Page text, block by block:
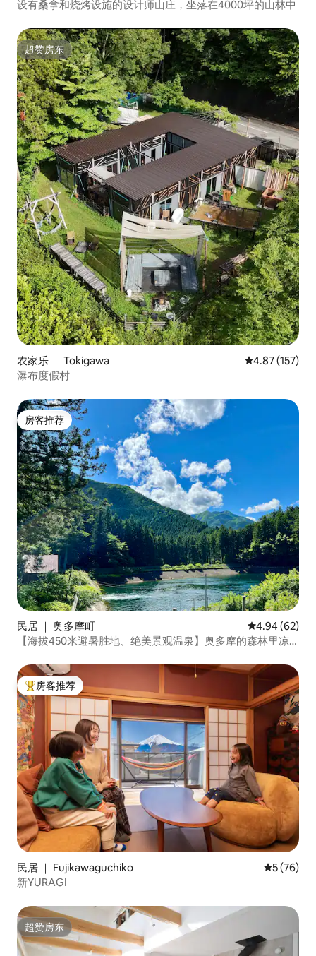
设有桑拿和烧烤设施的设计师山庄，坐落在4000坪的山林中
超赞房东
超赞房东
农家乐 ｜ Tokigawa 平均评分 4.87
4.87 (157)
瀑布度假村
房客推荐
房客推荐
民居 ｜ 奥多摩町 平均评分 4.94
4.94 (62)
【海拔450米避暑胜地、绝美景观温泉】奥多摩的森林里凉
热门「房客推荐」
房客推荐
民居 ｜ Fujikawaguchiko 平均评分
5 (76)
新YURAGI
超赞房东
超赞房东